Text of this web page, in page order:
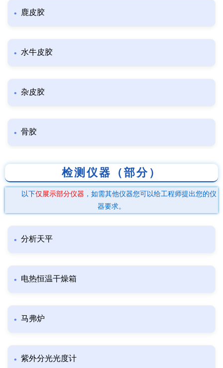
鹿皮胶
水牛皮胶
杂皮胶
骨胶
检测仪器（部分）
以下仅展示部分仪器 ，如需其他仪器您可以给工程师提出您的仪
器要求。
分析天平
电热恒温干燥箱
马弗炉
紫外分光光度计